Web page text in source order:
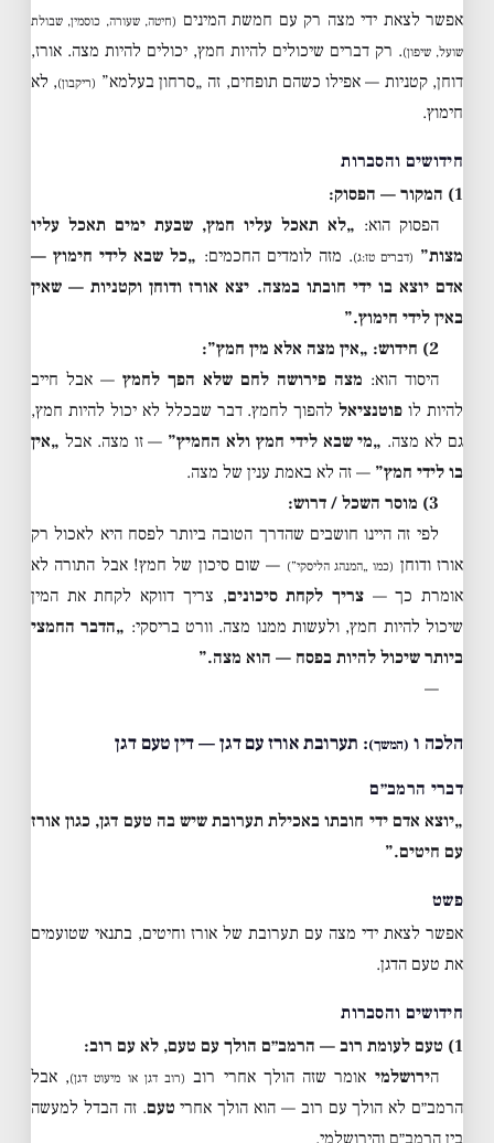
אפשר לצאת ידי מצה רק עם חמשת המינים (חיטה, שעורה, כוסמין, שבולת
שועל, שיפון). רק דברים שיכולים להיות חמץ, יכולים להיות מצה. אורז,
דוחן, קטניות — אפילו כשהם תופחים, זה „סרחון בעלמא” (ריקבון), לא
חימוץ.
חידושים והסברות
1) המקור — הפסוק:
הפסוק הוא: „לא תאכל עליו חמץ, שבעת ימים תאכל עליו
מצות” (דברים טז:ג). מזה לומדים החכמים: „כל שבא לידי חימוץ —
אדם יוצא בו ידי חובתו במצה. יצא אורז ודוחן וקטניות — שאין
באין לידי חימוץ.”
2) חידוש: „אין מצה אלא מין חמץ”:
היסוד הוא: מצה פירושה לחם שלא הפך לחמץ — אבל חייב
להיות לו פוטנציאללהפוך לחמץ. דבר שבכלל לא יכול להיות חמץ,
גם לא מצה. „מי שבא לידי חמץ ולא החמיץ” — זו מצה. אבל „אין
בו לידי חמץ” — זה לא באמת ענין של מצה.
3) מוסר השכל / דרוש:
לפי זה היינו חושבים שהדרך הטובה ביותר לפסח היא לאכול רק
אורז ודוחן (כמו „המנהג הליסקי”) — שום סיכון של חמץ! אבל התורה לא
אומרת כך —צריך לקחת סיכונים, צריך דווקא לקחת את המין
שיכול להיות חמץ, ולעשות ממנו מצה. וורט בריסקי: „הדבר החמצי
ביותר שיכול להיות בפסח — הוא מצה.”
—
הלכה ו (המשך): תערובת אורז עם דגן — דין טעם דגן
דברי הרמב״ם
„יוצא אדם ידי חובתו באכילת תערובת שיש בה טעם דגן, כגון אורז
עם חיטים.”
פשט
אפשר לצאת ידי מצה עם תערובת של אורז וחיטים, בתנאי שטועמים
את טעם הדגן.
חידושים והסברות
1) טעם לעומת רוב — הרמב״ם הולך עם טעם, לא עם רוב:
הירושלמי אומר שזה הולך אחרי רוב (רוב דגן או מיעוט דגן), אבל
הרמב״ם לא הולך עם רוב — הוא הולך אחרי טעם. זה הבדל למעשה
בין הרמב״ם והירושלמי.